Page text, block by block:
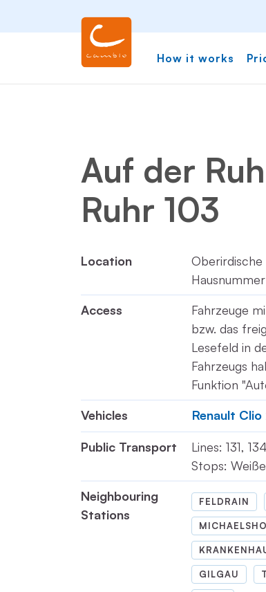
How it works
Auf der
Ruhr 103
Location
Hausnummer
Access
Fahrzeuge
bzw. das
Lesefeld in
Fahrzeugs
Funktion
Vehicles
Renault
Public Transport
Lines: 131,
Stops:
Neighbouring
Stations
FELDRAIN
GILGAU